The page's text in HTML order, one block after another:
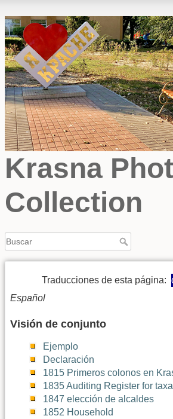
Krasna
Collection
Traducciones de esta página:
Español
Visión de conjunto
Ejemplo
Declaración
1815 Primeros colonos en
1835 Auditing Register for
1847 elección de alcaldes
1852 Household